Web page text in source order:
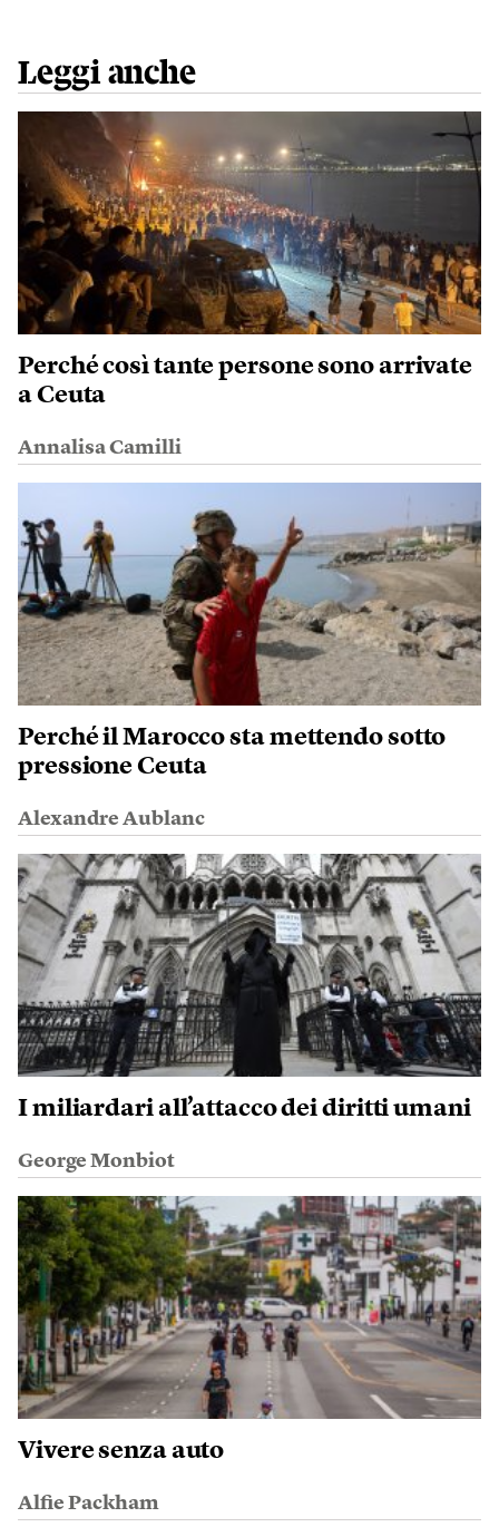
Leggi anche
Perché così tante persone sono arrivate
a Ceuta
Annalisa Camilli
Perché il Marocco sta mettendo sotto
pressione Ceuta
Alexandre Aublanc
I miliardari all’attacco dei diritti umani
George Monbiot
Vivere senza auto
Alfie Packham